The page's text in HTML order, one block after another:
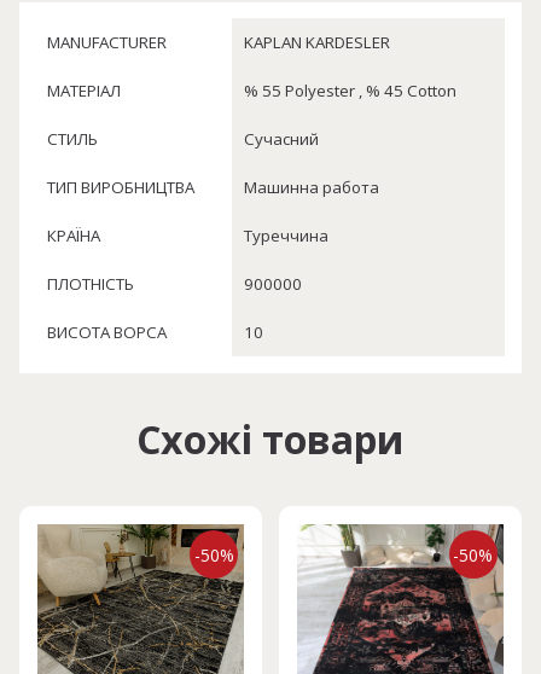
MANUFACTURER KAPLAN KARDESLER
МАТЕРІАЛ % 55 Polyester , % 45 Cotton
СТИЛЬ Сучасний
ТИП ВИРОБНИЦТВА Машинна работа
КРАЇНА Туреччина
ПЛОТНІСТЬ 900000
ВИСОТА ВОРСА 10
Схожі товари
-50% -50%